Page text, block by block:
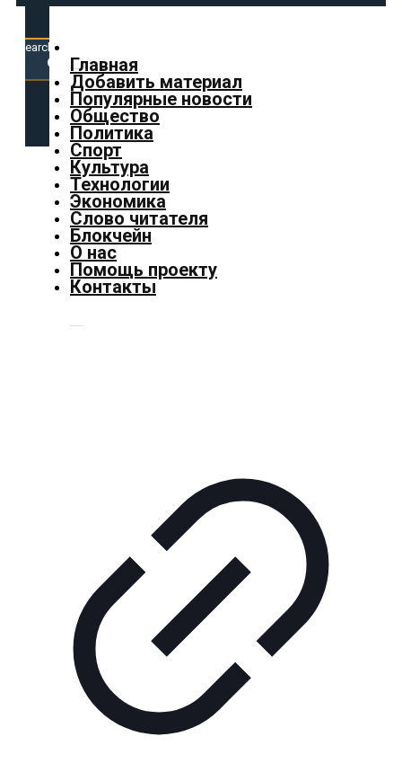
Search Button
✕
Главная
Добавить
материал
Популярные
Помощь
проекту
Контакты
Главная
Добавить материал
Популярные новости
Общество
Политика
Спорт
Культура
Технологии
Экономика
Слово читателя
Блокчейн
О нас
Помощь проекту
Контакты